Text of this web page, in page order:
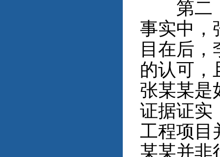
第二，
事实中，
目在后
的认可，
张某某是
证据证实
工程项目
某某并非